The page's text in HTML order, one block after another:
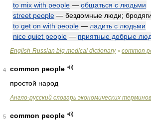
to mix with people — общаться с людьми
street people — бездомные люди; бродяги
to get on with people — ладить с людьми
nice quiet people — приятные добрые
English-Russian big medical dictionary> common
4
common people
простой народ
Англо-русский словарь экономических терминов
5
common people